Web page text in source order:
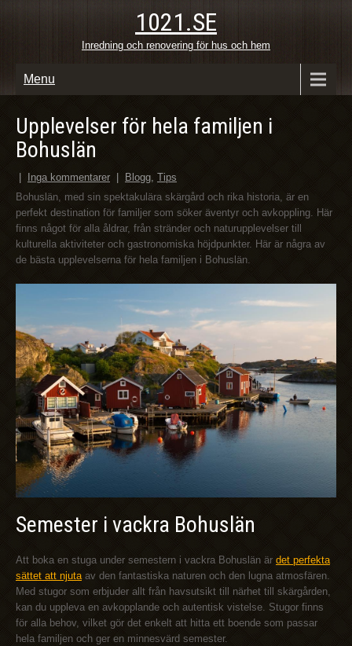
1021.SE
Inredning och renovering för hus och hem
Menu
Upplevelser för hela familjen i
Bohuslän
Inga kommentarer Blogg, Tips
Bohuslän, med sin spektakulära skärgård och rika historia, är en
perfekt destination för familjer som söker äventyr och avkoppling. Här
finns något för alla åldrar, från stränder och naturupplevelser till
kulturella aktiviteter och gastronomiska höjdpunkter. Här är några av
de bästa upplevelserna för hela familjen i Bohuslän.
Semester i vackra Bohuslän
Att boka en stuga under semestern i vackra Bohuslän är det perfekta
sättet att njutaav den fantastiska naturen och den lugna atmosfären.
Med stugor som erbjuder allt från havsutsikt till närhet till skärgården,
kan du uppleva en avkopplande och autentisk vistelse. Stugor finns
för alla behov, vilket gör det enkelt att hitta ett boende som passar
hela familjen och ger en minnesvärd semester.